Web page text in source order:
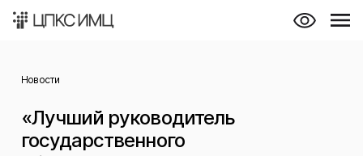
Новости
«Лучший руководитель
государственного